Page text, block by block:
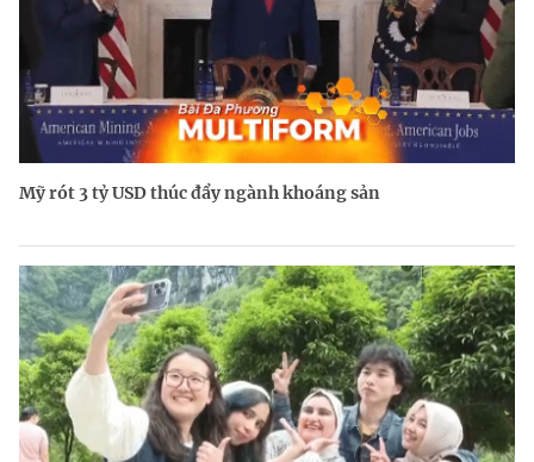
Mỹ rót 3 tỷ USD thúc đẩy ngành khoáng sản